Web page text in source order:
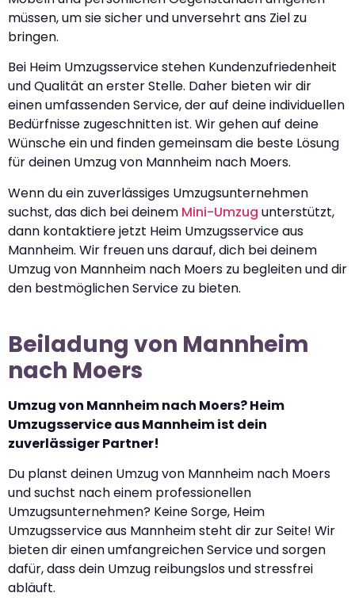
müssen, um sie sicher und unversehrt ans Ziel zu
bringen.
Bei Heim Umzugsservice stehen Kundenzufriedenheit
und Qualität an erster Stelle. Daher bieten wir dir
einen umfassenden Service, der auf deine individuellen
Bedürfnisse zugeschnitten ist. Wir gehen auf deine
Wünsche ein und finden gemeinsam die beste Lösung
für deinen Umzug von Mannheim nach Moers.
Wenn du ein zuverlässiges Umzugsunternehmen
suchst, das dich bei deinem Mini-Umzug unterstützt,
dann kontaktiere jetzt Heim Umzugsservice aus
Mannheim. Wir freuen uns darauf, dich bei deinem
Umzug von Mannheim nach Moers zu begleiten und dir
den bestmöglichen Service zu bieten.
Beiladung von Mannheim
nach Moers
Umzug von Mannheim nach Moers? Heim
Umzugsservice aus Mannheim ist dein
zuverlässiger Partner!
Du planst deinen Umzug von Mannheim nach Moers
und suchst nach einem professionellen
Umzugsunternehmen? Keine Sorge, Heim
Umzugsservice aus Mannheim steht dir zur Seite! Wir
bieten dir einen umfangreichen Service und sorgen
dafür, dass dein Umzug reibungslos und stressfrei
abläuft.